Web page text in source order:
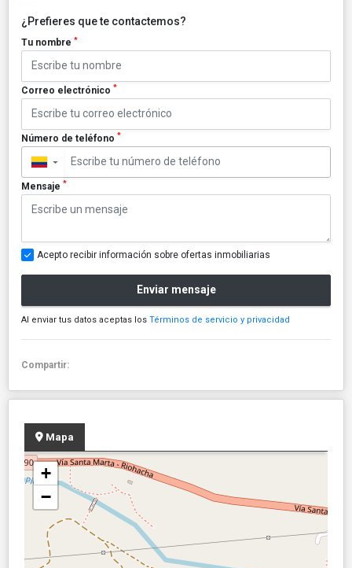
¿Prefieres que te contactemos?
Tu nombre *
Correo electrónico *
Número de teléfono *
▼
Mensaje *
Acepto recibir información sobre ofertas inmobiliarias
Enviar mensaje
Al enviar tus datos aceptas los Términos de servicio y privacidad
Compartir:
Mapa
+
−